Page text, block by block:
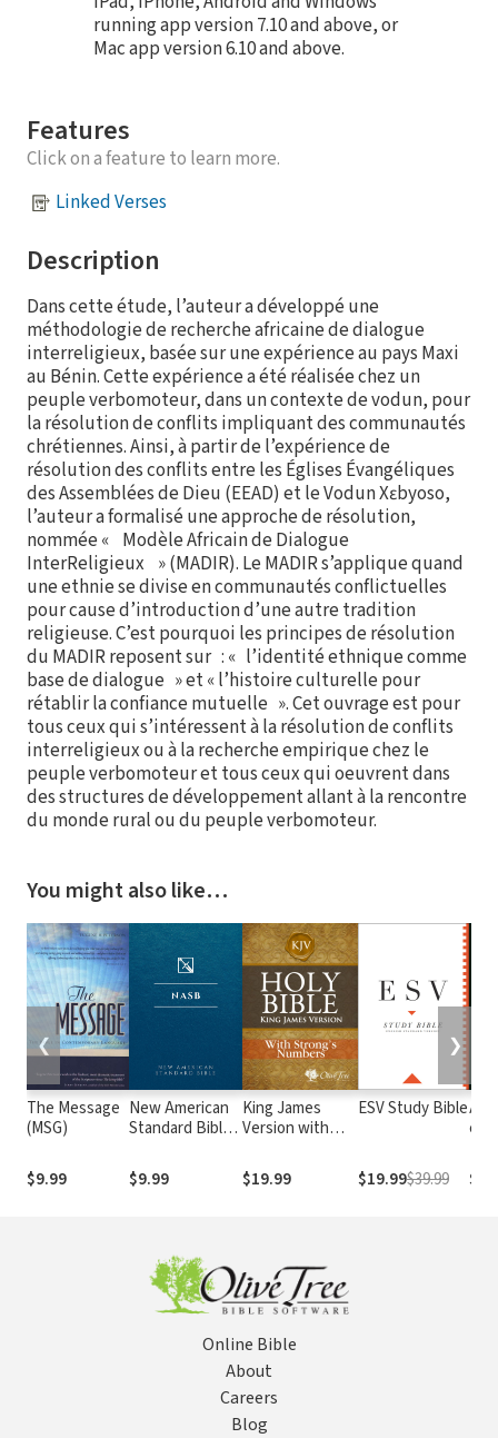
running app version 7.10 and above, or
Mac app version 6.10 and above.
Features
Click on a feature to learn more.
Linked Verses
Description
Dans cette étude, l’auteur a développé une
méthodologie de recherche africaine de dialogue
interreligieux, basée sur une expérience au pays Maxi
au Bénin. Cette expérience a été réalisée chez un
peuple verbomoteur, dans un contexte de vodun, pour
la résolution de conflits impliquant des communautés
chrétiennes. Ainsi, à partir de l’expérience de
résolution des conflits entre les Églises Évangéliques
des Assemblées de Dieu (EEAD) et le Vodun Xɛbyoso,
l’auteur a formalisé une approche de résolution,
nommée « Modèle Africain de Dialogue
InterReligieux » (MADIR). Le MADIR s’applique quand
une ethnie se divise en communautés conflictuelles
pour cause d’introduction d’une autre tradition
religieuse. C’est pourquoi les principes de résolution
du MADIR reposent sur : « l’identité ethnique comme
base de dialogue » et « l’histoire culturelle pour
rétablir la confiance mutuelle ». Cet ouvrage est pour
tous ceux qui s’intéressent à la résolution de conflits
interreligieux ou à la recherche empirique chez le
peuple verbomoteur et tous ceux qui oeuvrent dans
des structures de développement allant à la rencontre
du monde rural ou du peuple verbomoteur.
You might also like…
The Message
(MSG)
$9.99
New American
Standard Bible
(NASB1995)
$9.99
King James
Version with
Numbers - KJV
Strong's
$19.99
ESV Study Bible
$19.99$39.99
e
❮ ❯
Online Bible
About
Careers
Blog